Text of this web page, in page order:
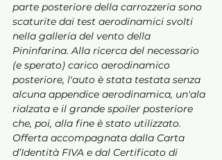
parte posteriore della carrozzeria sono
scaturite dai test aerodinamici svolti
nella galleria del vento della
Pininfarina. Alla ricerca del necessario
(e sperato) carico aerodinamico
posteriore, l'auto è stata testata senza
alcuna appendice aerodinamica, un'ala
rialzata e il grande spoiler posteriore
che, poi, alla fine è stato utilizzato.
Offerta accompagnata dalla Carta
d’Identità FIVA e dal Certificato di